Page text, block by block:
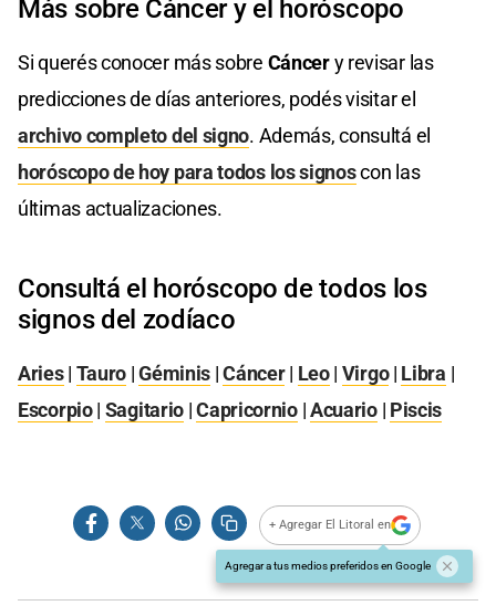
Más sobre Cáncer y el horóscopo
Si querés conocer más sobre Cáncery revisar las
predicciones de días anteriores, podés visitar el
archivo completo del signo. Además, consultá el
horóscopo de hoy para todos los signoscon las
últimas actualizaciones.
Consultá el horóscopo de todos los
signos del zodíaco
Aries| Tauro |Géminis |Cáncer| Leo| Virgo| Libra |
Escorpio| Sagitario |Capricornio|Acuario| Piscis
+ Agregar El Litoral en
Agregar a tus medios preferidos en Google